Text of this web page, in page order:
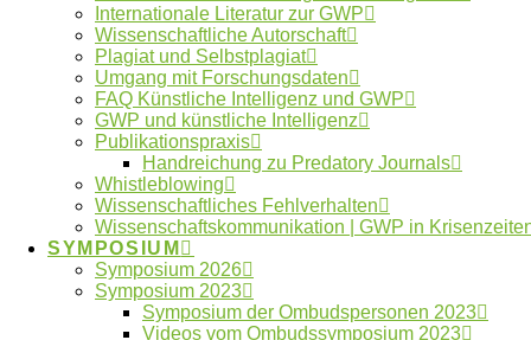
Internationale Literatur zur GWP
Wissenschaftliche Autorschaft
Plagiat und Selbstplagiat
Umgang mit Forschungsdaten
FAQ Künstliche Intelligenz und GWP
GWP und künstliche Intelligenz
Publikationspraxis
Handreichung zu Predatory Journals
Whistleblowing
Wissenschaftliches Fehlverhalten
Wissenschaftskommunikation | GWP in
SYMPOSIUM
Symposium 2026
Symposium 2023
Symposium der Ombudspersonen 2023
Videos vom Ombudssymposium 2023
Wo finde ich meine lokale
Ombudsperson?
Kontakt zum Ombudsgremium